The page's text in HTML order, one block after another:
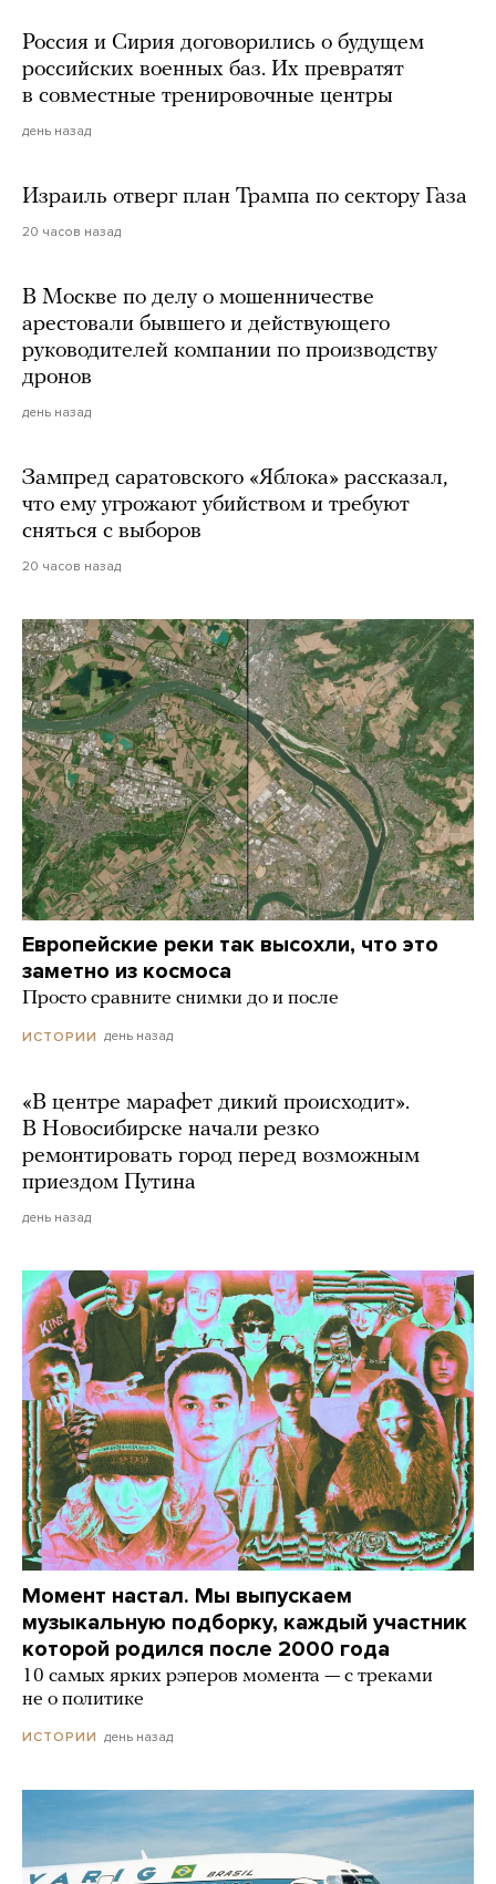
Россия и Сирия договорились о будущем
российских военных баз. Их превратят
в совместные тренировочные центры
день назад
Израиль отверг план Трампа по сектору Газа
20 часов назад
В Москве по делу о мошенничестве
арестовали бывшего и действующего
руководителей компании по производству
дронов
день назад
Зампред саратовского «Яблока» рассказал,
что ему угрожают убийством и требуют
сняться с выборов
20 часов назад
Европейские реки так высохли, что это
заметно из космоса
Просто сравните снимки до и после
ИСТОРИИ день назад
«В центре марафет дикий происходит».
В Новосибирске начали резко
ремонтировать город перед возможным
приездом Путина
день назад
Момент настал. Мы выпускаем
музыкальную подборку, каждый участник
которой родился после 2000 года
10 самых ярких рэперов момента — с треками
не о политике
ИСТОРИИ день назад